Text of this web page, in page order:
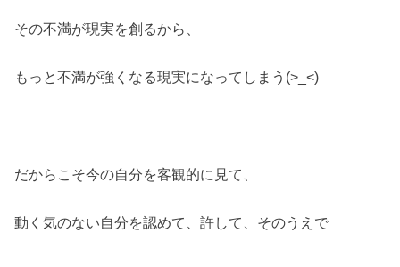
その不満が現実を創るから、
もっと不満が強くなる現実になってしまう(>_<)
だからこそ今の自分を客観的に見て、
動く気のない自分を認めて、許して、そのうえで